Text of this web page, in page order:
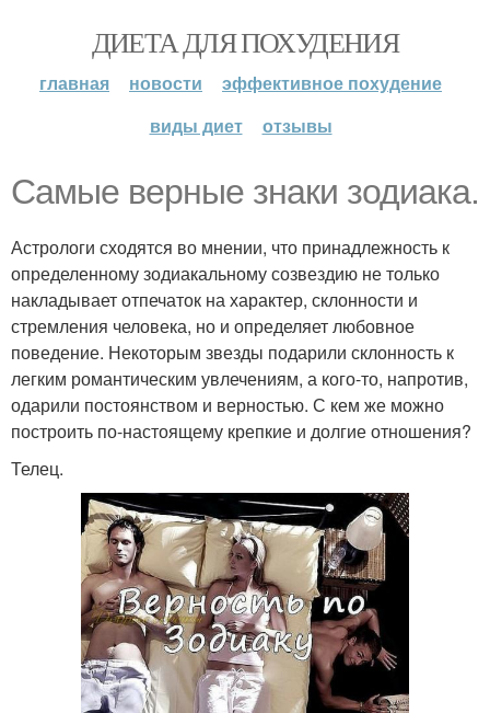
ДИЕТА ДЛЯ ПОХУДЕНИЯ
главная новости
эффективное похудение
виды диет
отзывы
Самые верные знаки зодиака.
Астрологи сходятся во мнении, что принадлежность к
определенному зодиакальному созвездию не только
накладывает отпечаток на характер, склонности и
стремления человека, но и определяет любовное
поведение. Некоторым звезды подарили склонность к
легким романтическим увлечениям, а кого-то, напротив,
одарили постоянством и верностью. С кем же можно
построить по-настоящему крепкие и долгие отношения?
Телец.